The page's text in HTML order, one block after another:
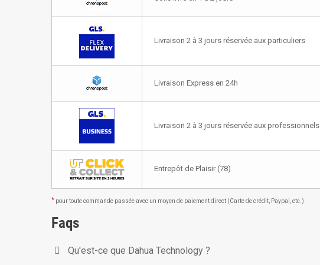
Livraison 2 à 3 jours réservée aux particuliers
Livraison Express en 24h
Livraison 2 à 3 jours réservée aux professionnels
Entrepôt de Plaisir (78)
* pour toute commande passée avec un moyen de paiement direct (Carte de crédit, Paypal, etc.)
Faqs
Qu'est-ce que Dahua Technology ?